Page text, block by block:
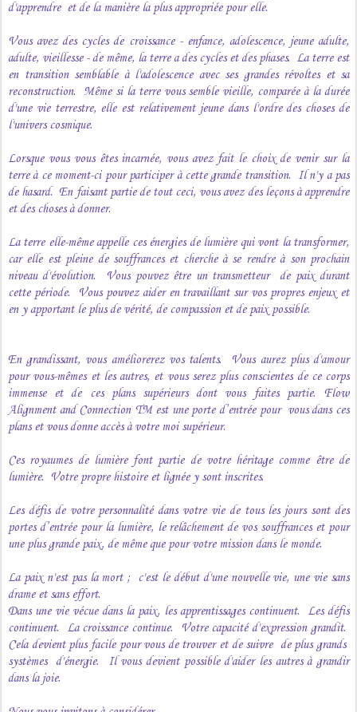
d'apprendre et de la manière la plus appropriée pour elle.
Vous avez des cycles de croissance - enfance, adolescence, jeune adulte,
adulte, vieillesse - de même, la terre a des cycles et des phases. La terre est
en transition semblable à l'adolescence avec ses grandes révoltes et sa
reconstruction. Même si la terre vous semble vieille, comparée à la durée
d'une vie terrestre, elle est relativement jeune dans l'ordre des choses de
l'univers cosmique.
Lorsque vous vous êtes incarnée, vous avez fait le choix de venir sur la
terre à ce moment-ci pour participer à cette grande transition. Il n'y a pas
de hasard. En faisant partie de tout ceci, vous avez des leçons à apprendre
et des choses à donner.
La terre elle-même appelle ces énergies de lumière qui vont la transformer,
car elle est pleine de souffrances et cherche à se rendre à son prochain
niveau d'évolution. Vous pouvez être un transmetteur de paix durant
cette période. Vous pouvez aider en travaillant sur vos propres enjeux et
en y apportant le plus de vérité, de compassion et de paix possible.
En grandissant, vous améliorerez vos talents. Vous aurez plus d'amour
pour vous-mêmes et les autres, et vous serez plus conscientes de ce corps
immense et de ces plans supérieurs dont vous faites partie. Flow
Alignment and Connection TM est une porte d’entrée pour vous dans ces
plans et vous donne accès à votre moi supérieur.
Ces royaumes de lumière font partie de votre héritage comme être de
lumière. Votre propre histoire et lignée y sont inscrites.
Les défis de votre personnalité dans votre vie de tous les jours sont des
portes d’entrée pour la lumière, le relâchement de vos souffrances et pour
une plus grande paix, de même que pour votre mission dans le monde.
La paix n'est pas la mort ; c'est le début d'une nouvelle vie, une vie sans
drame et sans effort.
Dans une vie vécue dans la paix, les apprentissages continuent. Les défis
continuent. La croissance continue. Votre capacité d'expression grandit.
Cela devient plus facile pour vous de trouver et de suivre de plus grands
systèmes d'énergie. Il vous devient possible d'aider les autres à grandir
dans la joie.